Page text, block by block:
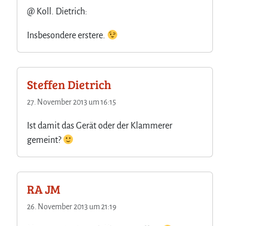
@ Koll. Dietrich:
Insbesondere erstere.
Steffen Dietrich
27. November 2013 um 16:15
Ist damit das Gerät oder der Klammerer
gemeint?
RA JM
26. November 2013 um 21:19